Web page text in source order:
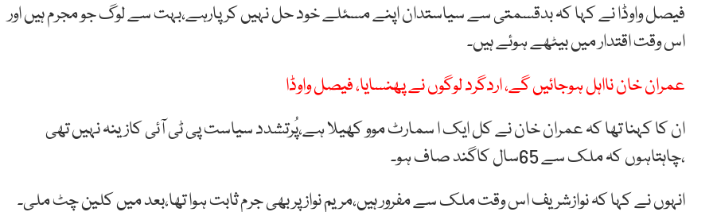
فیصل واوڈا نے کہا کہ بدقسمتی سے سیاستدان اپنے مسئلے خود حل نہیں کرپارہے،بہت سے لوگ جو مجرم ہیں اور
اس وقت اقتدار میں بیٹھے ہوئے ہیں۔
عمران خان نااہل ہوجائیں گے، اردگرد لوگوں نے پھنسایا، فیصل واوڈا
ان کا کہنا تھا کہ عمران خان نے کل ایک ا سمارٹ موو کھیلا ہے،پُرتشدد سیاست پی ٹی آئی کازینہ نہیں تھی
،چاہتاہوں کہ ملک سے 65سال کاگند صاف ہو۔
انہوں نے کہا کہ نوازشریف اس وقت ملک سے مفرور ہیں،مریم نواز پر بھی جرم ثابت ہوا تھا،بعد میں کلین چٹ ملی۔